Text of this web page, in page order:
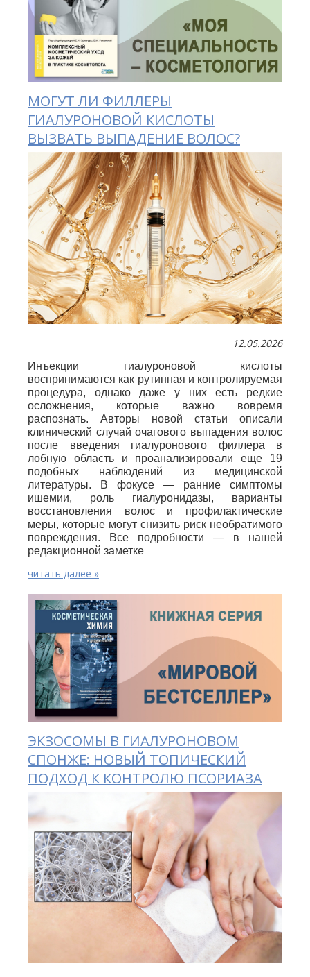
МОГУТ ЛИ ФИЛЛЕРЫ
ГИАЛУРОНОВОЙ КИСЛОТЫ
ВЫЗВАТЬ ВЫПАДЕНИЕ ВОЛОС?
12.05.2026
Инъекции гиалуроновой кислоты
воспринимаются как рутинная и контролируемая
процедура, однако даже у них есть редкие
осложнения, которые важно вовремя
распознать. Авторы новой статьи описали
клинический случай очагового выпадения волос
после введения гиалуронового филлера в
лобную область и проанализировали еще 19
подобных наблюдений из медицинской
литературы. В фокусе — ранние симптомы
ишемии, роль гиалуронидазы, варианты
восстановления волос и профилактические
меры, которые могут снизить риск необратимого
повреждения. Все подробности — в нашей
редакционной заметке
читать далее »
ЭКЗОСОМЫ В ГИАЛУРОНОВОМ
СПОНЖЕ: НОВЫЙ ТОПИЧЕСКИЙ
ПОДХОД К КОНТРОЛЮ ПСОРИАЗА